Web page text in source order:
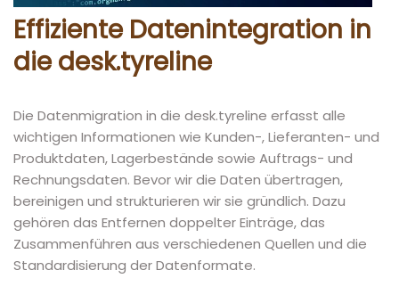
Effiziente Datenintegration in
die desk.tyreline
Die Datenmigration in die desk.tyreline erfasst alle
wichtigen Informationen wie Kunden-, Lieferanten- und
Produktdaten, Lagerbestände sowie Auftrags- und
Rechnungsdaten. Bevor wir die Daten übertragen,
bereinigen und strukturieren wir sie gründlich. Dazu
gehören das Entfernen doppelter Einträge, das
Zusammenführen aus verschiedenen Quellen und die
Standardisierung der Datenformate.